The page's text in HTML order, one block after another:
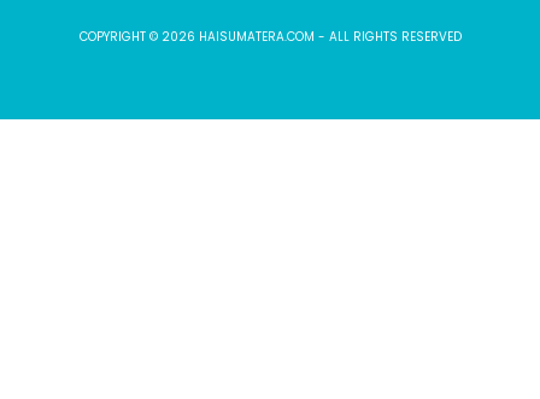
COPYRIGHT © 2026 HAISUMATERA.COM - ALL RIGHTS RESERVED